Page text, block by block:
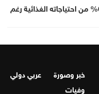
وزارة الزراعة: الأردن يؤمن أكثر من 60% من احتياجاته الغذائية رغم
خبر وصورة
عربي دولي
وفيات